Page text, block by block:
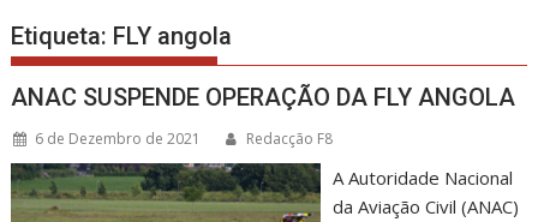
Etiqueta: FLY angola
ANAC SUSPENDE OPERAÇÃO DA FLY ANGOLA
6 de Dezembro de 2021 Redacção F8
A Autoridade Nacional
da Aviação Civil (ANAC)